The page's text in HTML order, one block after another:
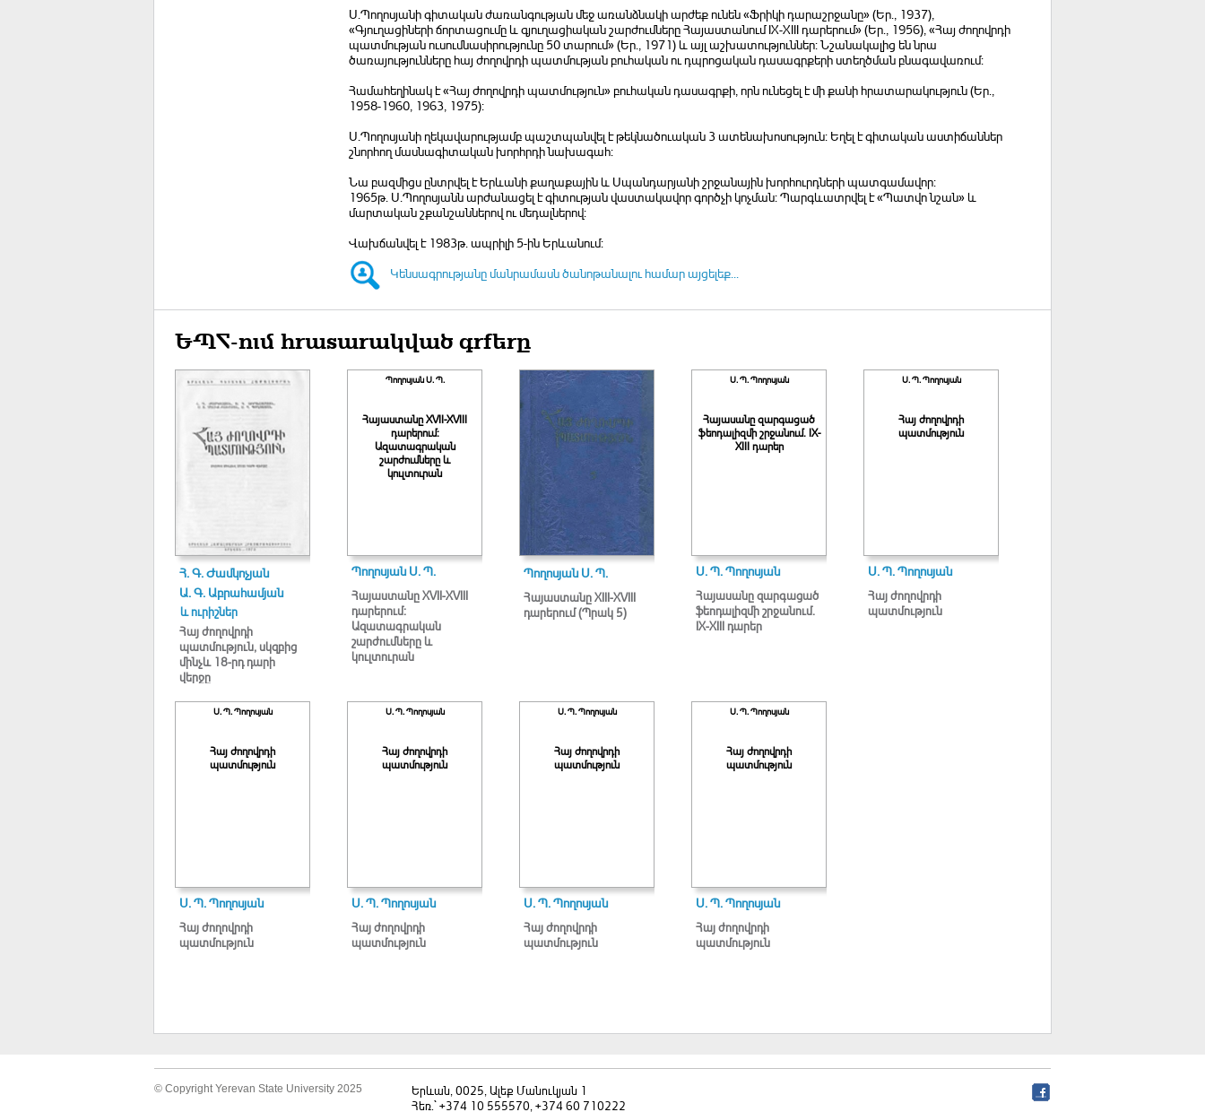
Ս.Պողոսյանի գիտական ժառանգության մեջ առանձնակի արժեք ունեն «Ֆրիկի դարաշրջանը» (Եր., 1937),
«Գյուղացիների ճորտացումը և գյուղացիական շարժումները Հայաստանում IX-XIII դարերում» (Եր., 1956), «Հայ ժողովրդի
պատմության ուսումնասիրությունը 50 տարում» (Եր., 1971) և այլ աշխատություններ: Նշանակալից են նրա
ծառայությունները հայ ժողովրդի պատմության բուհական ու դպրոցական դասագրքերի ստեղծման բնագավառում:
Համահեղինակ է «Հայ ժողովրդի պատմություն» բուհական դասագրքի, որն ունեցել է մի քանի հրատարակություն (Եր.,
1958-1960, 1963, 1975):
Ս.Պողոսյանի ղեկավարությամբ պաշտպանվել է թեկնածուական 3 ատենախոսություն: Եղել է գիտական աստիճաններ
շնորհող մասնագիտական խորհրդի նախագահ:
Նա բազմիցս ընտրվել է Երևանի քաղաքային և Սպանդարյանի շրջանային խորհուրդների պատգամավոր:
1965թ. Ս.Պողոսյանն արժանացել է գիտության վաստակավոր գործչի կոչման: Պարգևատրվել է «Պատվո նշան» և
մարտական շքանշաններով ու մեդալներով:
Վախճանվել է 1983թ. ապրիլի 5-ին Երևանում:
Կենսագրությանը մանրամասն ծանոթանալու համար այցելեք...
ԵՊՀ-ում հրատարակված գրքերը
Հ. Գ. Ժամկոչյան
Ա. Գ. Աբրահամյան
և ուրիշներ
Հայ ժողովրդի
պատմություն, սկզբից
մինչև 18-րդ դարի
վերջը
Պողոսյան Ս. Պ.
Հայաստանը XVII-XVIII
դարերում:
Ազատագրական
շարժումները և
կուլտուրան
Պողոսյան Ս. Պ.
Հայաստանը XVII-XVIII
դարերում:
Ազատագրական
շարժումները և
կուլտուրան
Պողոսյան Ս. Պ.
Հայաստանը XIII-XVIII
դարերում (Պրակ 5)
Ս. Պ. Պողոսյան
Հայասանը զարգացած
ֆեոդալիզմի շրջանում. IX-
XIII դարեր
Ս. Պ. Պողոսյան
Հայասանը զարգացած
ֆեոդալիզմի շրջանում.
IX-XIII դարեր
Ս. Պ. Պողոսյան
Հայ ժողովրդի
պատմություն
Ս. Պ. Պողոսյան
Հայ ժողովրդի
պատմություն
Ս. Պ. Պողոսյան
Հայ ժողովրդի
պատմություն
Ս. Պ. Պողոսյան
Հայ ժողովրդի
պատմություն
Ս. Պ. Պողոսյան
Հայ ժողովրդի
պատմություն
Ս. Պ. Պողոսյան
Հայ ժողովրդի
պատմություն
Ս. Պ. Պողոսյան
Հայ ժողովրդի
պատմություն
Ս. Պ. Պողոսյան
Հայ ժողովրդի
պատմություն
Ս. Պ. Պողոսյան
Հայ ժողովրդի
պատմություն
Ս. Պ. Պողոսյան
Հայ ժողովրդի
պատմություն
© Copyright Yerevan State University 2025
Երևան, 0025, Ալեք Մանուկյան 1
Հեռ.` +374 10 555570, +374 60 710222